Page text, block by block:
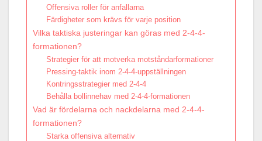
Offensiva roller för anfallarna
Färdigheter som krävs för varje position
Vilka taktiska justeringar kan göras med 2-4-4-
formationen?
Strategier för att motverka motståndarformationer
Pressing-taktik inom 2-4-4-uppställningen
Kontringsstrategier med 2-4-4
Behålla bollinnehav med 2-4-4-formationen
Vad är fördelarna och nackdelarna med 2-4-4-
formationen?
Starka offensiva alternativ